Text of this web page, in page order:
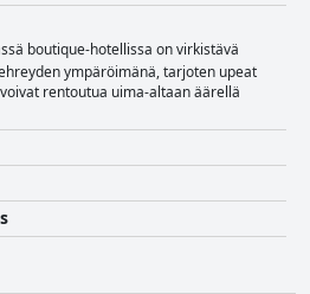
boutique-hotellissa on virkistävä
ympäröimänä, tarjoten upeat
rentoutua uima-altaan äärellä